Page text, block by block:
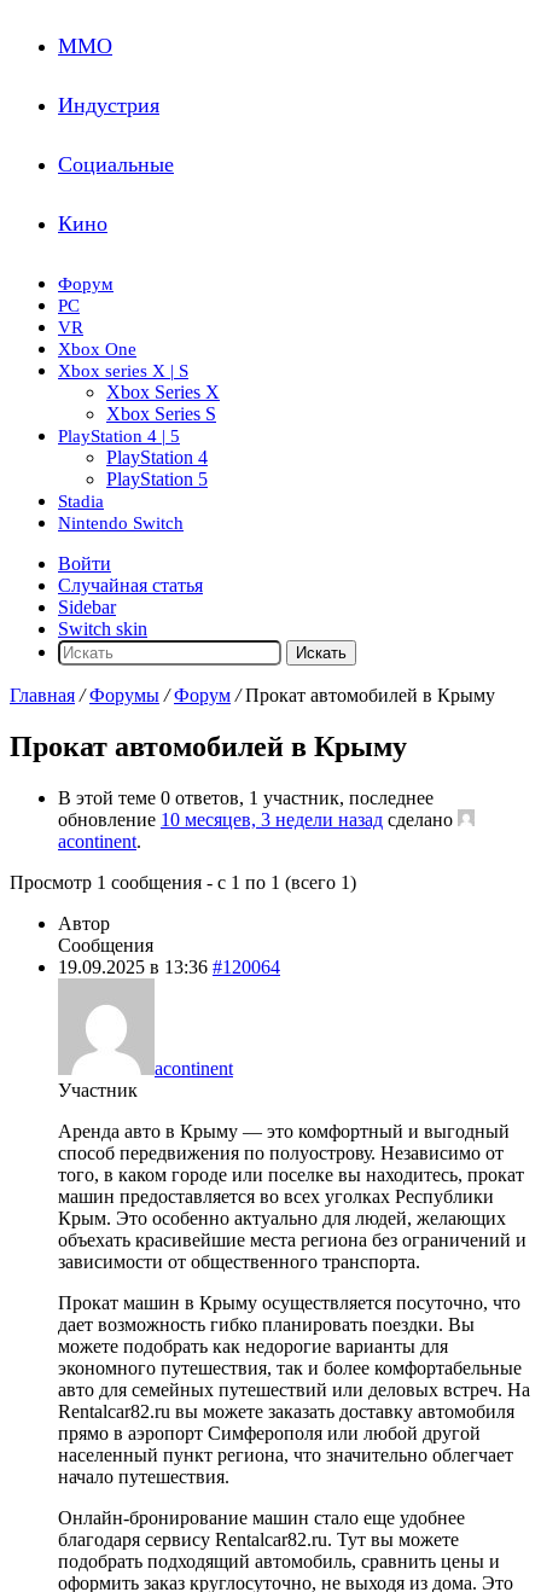
ММО
Индустрия
Социальные
Кино
Форум
PC
VR
Xbox One
Xbox series X | S
Xbox Series X
Xbox Series S
PlayStation 4 | 5
PlayStation 4
PlayStation 5
Stadia
Nintendo Switch
Войти
Случайная статья
Sidebar
Switch skin
Искать
Главная / Форумы / Форум / Прокат автомобилей в Крыму
Прокат автомобилей в Крыму
В этой теме 0 ответов, 1 участник, последнее
обновление 10 месяцев, 3 недели назад сделано
acontinent.
Просмотр 1 сообщения - с 1 по 1 (всего 1)
Автор
Сообщения
19.09.2025 в 13:36 #120064
acontinent
Участник
Аренда авто в Крыму — это комфортный и выгодный
способ передвижения по полуострову. Независимо от
того, в каком городе или поселке вы находитесь, прокат
машин предоставляется во всех уголках Республики
Крым. Это особенно актуально для людей, желающих
объехать красивейшие места региона без ограничений и
зависимости от общественного транспорта.
Прокат машин в Крыму осуществляется посуточно, что
дает возможность гибко планировать поездки. Вы
можете подобрать как недорогие варианты для
экономного путешествия, так и более комфортабельные
авто для семейных путешествий или деловых встреч. На
Rentalcar82.ru вы можете заказать доставку автомобиля
прямо в аэропорт Симферополя или любой другой
населенный пункт региона, что значительно облегчает
начало путешествия.
Онлайн-бронирование машин стало еще удобнее
благодаря сервису Rentalcar82.ru. Тут вы можете
подобрать подходящий автомобиль, сравнить цены и
оформить заказ круглосуточно, не выходя из дома. Это